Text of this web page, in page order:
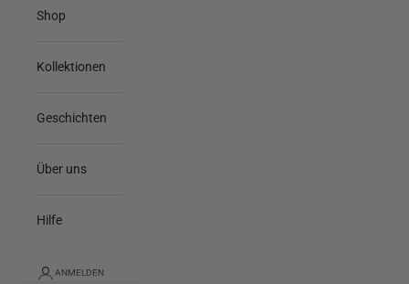
Shop
Kollektionen
Geschichten
Über uns
Hilfe
ANMELDEN